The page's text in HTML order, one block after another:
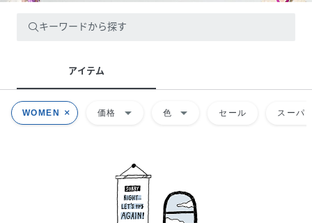
キーワードから探す
アイテム
WOMEN 価格 arrow_drop_down 色 arrow_drop_down セール スーパ